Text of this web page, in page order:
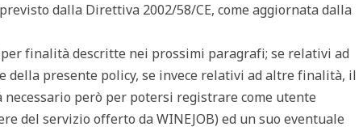
dalla Direttiva 2002/58/CE, come aggiornata dalla
finalità descritte nei prossimi paragrafi; se relativi ad
presente policy, se invece relativi ad altre finalità, il
però per potersi registrare come utente
del servizio offerto da WINEJOB) ed un suo eventuale